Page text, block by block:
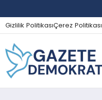
Gizlilik PolitikasıÇerez Politikası